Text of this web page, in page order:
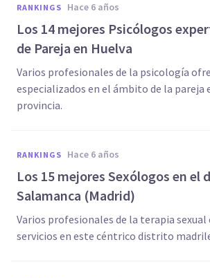
RANKINGS hace 6 años
Los 14 mejores Psicólogos
de Pareja en Huelva
Varios profesionales de la psicología
especializados en el ámbito de la pareja
provincia.
RANKINGS hace 6 años
Los 15 mejores Sexólogos en el
Salamanca (Madrid)
Varios profesionales de la terapia sexual
servicios en este céntrico distrito